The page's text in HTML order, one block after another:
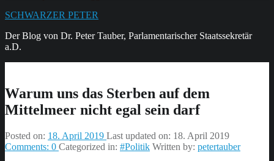
SCHWARZER PETER
Der Blog von Dr. Peter Tauber, Parlamentarischer Staatssekretär
a.D.
Warum uns das Sterben auf dem
Mittelmeer nicht egal sein darf
Posted on: 18. April 2019 Last updated on: 18. April 2019
Comments: 0 Categorized in: #Politik Written by: petertauber